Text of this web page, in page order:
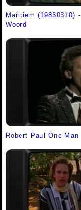
Maritiem (19830310)
Woord
Robert Paul One Man